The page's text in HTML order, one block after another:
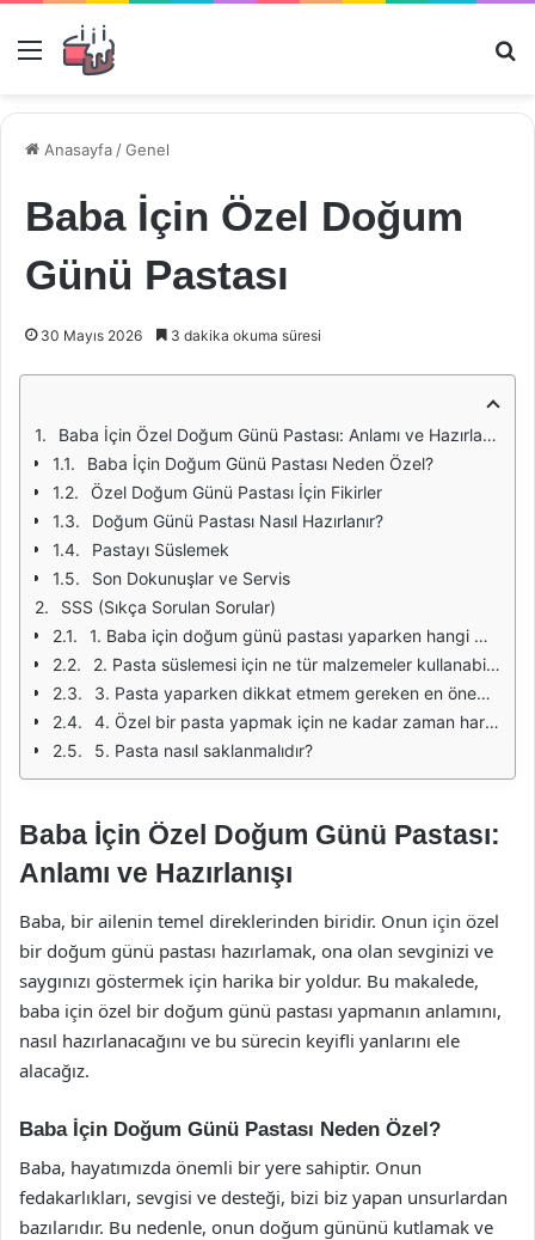
Menü
Anasayfa /Genel
Baba İçin Özel Doğum
Günü Pastası
30 Mayıs 2026 3 dakika okuma süresi
Baba İçin Özel Doğum Günü Pastası: Anlamı ve Hazırlanışı
Baba İçin Doğum Günü Pastası Neden Özel?
Özel Doğum Günü Pastası İçin Fikirler
Doğum Günü Pastası Nasıl Hazırlanır?
Pastayı Süslemek
Son Dokunuşlar ve Servis
SSS (Sıkça Sorulan Sorular)
1. Baba için doğum günü pastası yaparken hangi malzemeleri kullanmalıyım?
2. Pasta süslemesi için ne tür malzemeler kullanabilirim?
3. Pasta yaparken dikkat etmem gereken en önemli noktalar nelerdir?
4. Özel bir pasta yapmak için ne kadar zaman harcamalıyım?
5. Pasta nasıl saklanmalıdır?
Baba İçin Özel Doğum Günü Pastası:
Anlamı ve Hazırlanışı
Baba, bir ailenin temel direklerinden biridir. Onun için özel
bir doğum günü pastası hazırlamak, ona olan sevginizi ve
saygınızı göstermek için harika bir yoldur. Bu makalede,
baba için özel bir doğum günü pastası yapmanın anlamını,
nasıl hazırlanacağını ve bu sürecin keyifli yanlarını ele
alacağız.
Baba İçin Doğum Günü Pastası Neden Özel?
Baba, hayatımızda önemli bir yere sahiptir. Onun
fedakarlıkları, sevgisi ve desteği, bizi biz yapan unsurlardan
bazılarıdır. Bu nedenle, onun doğum gününü kutlamak ve